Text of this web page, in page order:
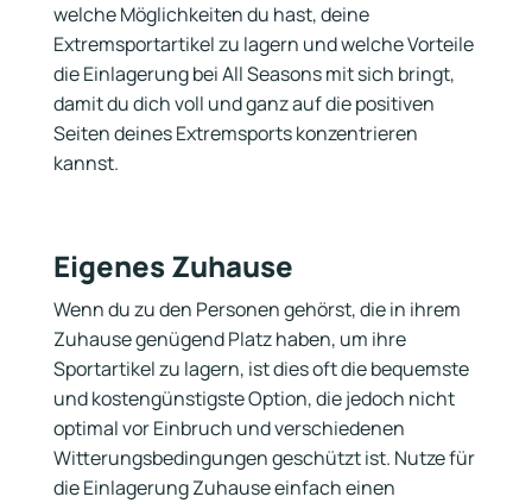
welche Möglichkeiten du hast, deine
Extremsportartikel zu lagern und welche Vorteile
die Einlagerung bei All Seasons mit sich bringt,
damit du dich voll und ganz auf die positiven
Seiten deines Extremsports konzentrieren
kannst.
Eigenes Zuhause
Wenn du zu den Personen gehörst, die in ihrem
Zuhause genügend Platz haben, um ihre
Sportartikel zu lagern, ist dies oft die bequemste
und kostengünstigste Option, die jedoch nicht
optimal vor Einbruch und verschiedenen
Witterungsbedingungen geschützt ist. Nutze für
die Einlagerung Zuhause einfach einen